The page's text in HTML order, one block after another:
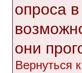
опроса
они
Вернуться